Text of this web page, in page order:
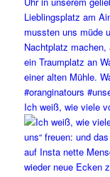
Ich weiß, wie viele